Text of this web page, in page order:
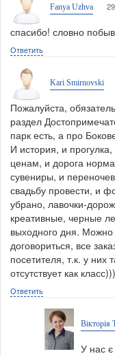
Fanya Uzhva
спасибо! словно
Ответить
Kari Smirnovski
Пожалуйста,
раздел
парк есть, а про
И история, и
ценам, и дорога
сувениры, и
свадьбу провести, и
убрано, лавочки-
креативные, черные
выходного дня.
договориться, все
посетителя, т.к. у
отсутствует как класс)))
Ответить
Вікторія
У нас є